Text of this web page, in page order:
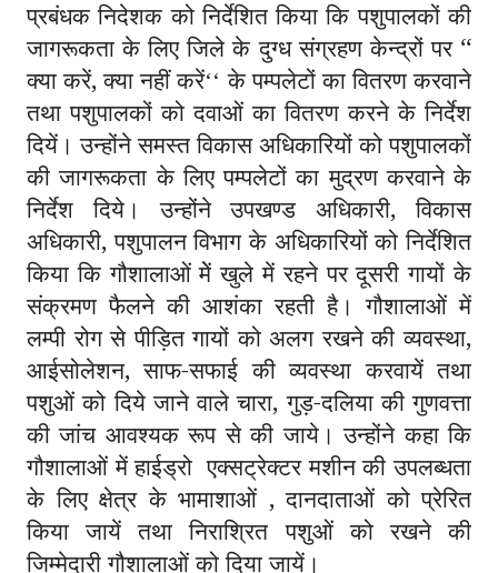
प्रबंधक निदेशक को निर्देशित किया कि पशुपालकों की
जागरूकता के लिए जिले के दुग्ध संग्रहण केन्द्रों पर ‘‘
क्या करें, क्या नहीं करें‘‘ के पम्पलेटों का वितरण करवाने
तथा पशुपालकों को दवाओं का वितरण करने के निर्देश
दियें। उन्होंने समस्त विकास अधिकारियों को पशुपालकों
की जागरूकता के लिए पम्पलेटों का मुद्रण करवाने के
निर्देश दिये। उन्होंने उपखण्ड अधिकारी, विकास
अधिकारी, पशुपालन विभाग के अधिकारियों को निर्देशित
किया कि गौशालाओं मेें खुले में रहने पर दूसरी गायों के
संक्रमण फैलने की आशंका रहती है। गौशालाओं में
लम्पी रोग से पीड़ित गायों को अलग रखने की व्यवस्था,
आईसोलेशन, साफ-सफाई की व्यवस्था करवायें तथा
पशुओं को दिये जाने वाले चारा, गुड़-दलिया की गुणवत्ता
की जांच आवश्यक रूप से की जाये। उन्होंने कहा कि
गौशालाओं में हाईड्रो एक्सट्रेक्टर मशीन की उपलब्धता
के लिए क्षेत्र के भामाशाओं , दानदाताओं को प्रेरित
किया जायें तथा निराश्रित पशुओं को रखने की
जिम्मेदारी गौशालाओं को दिया जायें।